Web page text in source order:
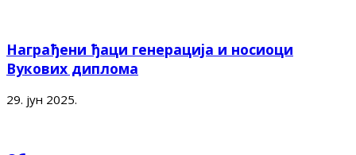
Награђени ђаци генерација и носиоци
Вукових диплома
29. јун 2025.